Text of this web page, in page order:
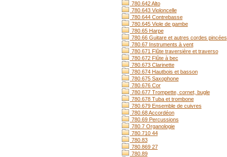
780.642 Alto
780.643 Violoncelle
780.644 Contrebasse
780.645 Viole de gambe
780.65 Harpe
780.66 Guitare et autres cordes pincées
780.67 Instruments à vent
780.671 Flûte traversière et traverso
780.672 Flûte à bec
780.673 Clarinette
780.674 Hautbois et basson
780.675 Saxophone
780.676 Cor
780.677 Trompette, cornet, bugle
780.678 Tuba et trombone
780.679 Ensemble de cuivres
780.68 Accordéon
780.69 Percussions
780.7 Organologie
780.710 44
780.83
780.869 27
780.89